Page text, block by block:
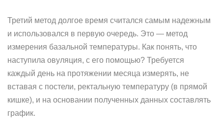
Третий метод долгое время считался самым надежным
и использовался в первую очередь. Это — метод
измерения базальной температуры. Как понять, что
наступила овуляция, с его помощью? Требуется
каждый день на протяжении месяца измерять, не
вставая с постели, ректальную температуру (в прямой
кишке), и на основании полученных данных составлять
график.